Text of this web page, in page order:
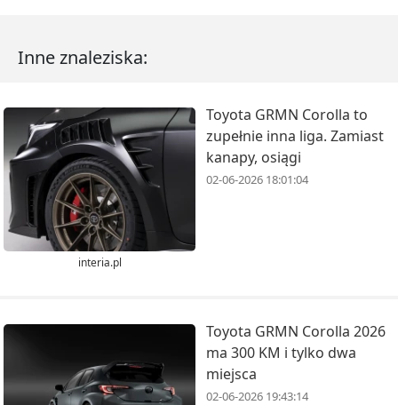
Inne znaleziska:
interia.pl
Toyota GRMN Corolla to
zupełnie inna liga. Zamiast
kanapy, osiągi
02-06-2026 18:01:04
Toyota GRMN Corolla 2026
ma 300 KM i tylko dwa
miejsca
02-06-2026 19:43:14